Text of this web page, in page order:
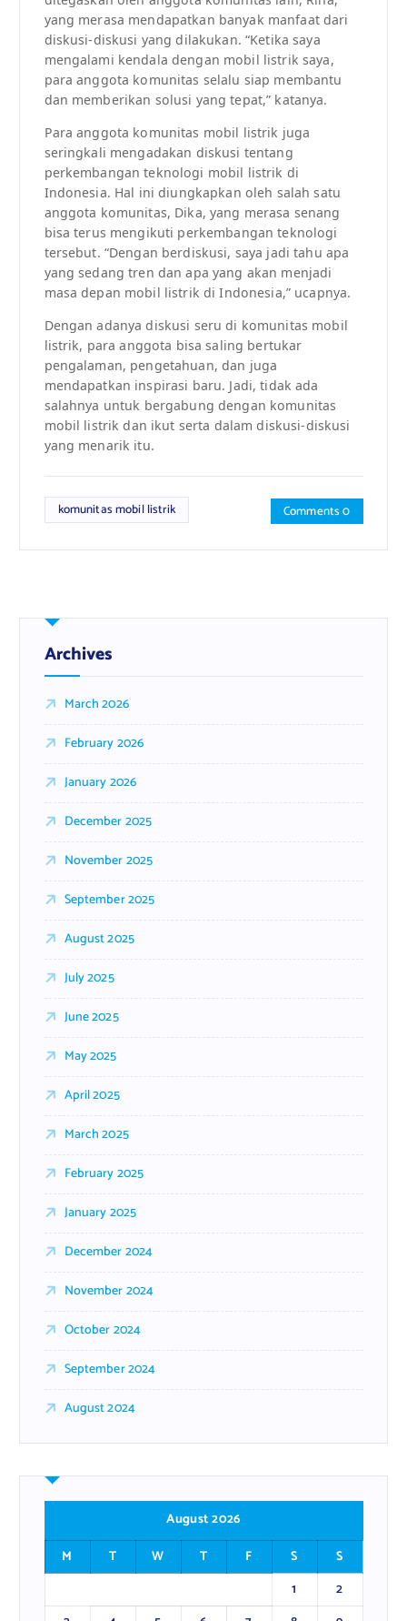
yang merasa mendapatkan banyak manfaat dari
diskusi-diskusi yang dilakukan. “Ketika saya
mengalami kendala dengan mobil listrik saya,
para anggota komunitas selalu siap membantu
dan memberikan solusi yang tepat,” katanya.
Para anggota komunitas mobil listrik juga
seringkali mengadakan diskusi tentang
perkembangan teknologi mobil listrik di
Indonesia. Hal ini diungkapkan oleh salah satu
anggota komunitas, Dika, yang merasa senang
bisa terus mengikuti perkembangan teknologi
tersebut. “Dengan berdiskusi, saya jadi tahu apa
yang sedang tren dan apa yang akan menjadi
masa depan mobil listrik di Indonesia,” ucapnya.
Dengan adanya diskusi seru di komunitas mobil
listrik, para anggota bisa saling bertukar
pengalaman, pengetahuan, dan juga
mendapatkan inspirasi baru. Jadi, tidak ada
salahnya untuk bergabung dengan komunitas
mobil listrik dan ikut serta dalam diskusi-diskusi
yang menarik itu.
komunitas mobil listrik Comments 0
Archives
March 2026
February 2026
January 2026
December 2025
November 2025
September 2025
August 2025
July 2025
June 2025
May 2025
April 2025
March 2025
February 2025
January 2025
December 2024
November 2024
October 2024
September 2024
August 2024
August 2026
M
T W T F S
S
1
2